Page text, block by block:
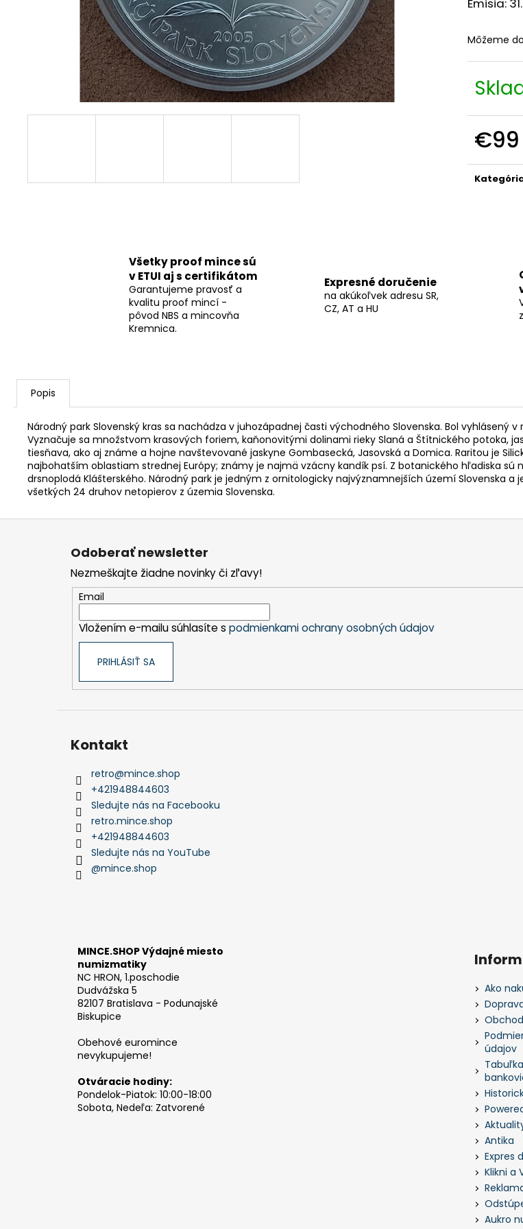
Môžeme
€99
cena:
Všetky proof mince sú
v ETUI aj s certifikátom
Garantujeme pravosť a
kvalitu proof mincí -
pôvod NBS a mincovňa
Kremnica.
Expresné doručenie
na akúkoľvek adresu SR,
CZ, AT a HU
Popis
Národný park Slovenský kras sa nachádza v juhozápadnej časti východného Slovenska. Bol vyhlásený
Vyznačuje sa množstvom krasových foriem, kaňonovitými dolinami rieky Slaná a Štítnického potoka,
tiesňava, ako aj známe a hojne navštevované jaskyne Gombasecká, Jasovská a Domica. Raritou je
najbohatším oblastiam strednej Európy; známy je najmä vzácny kandík psí. Z botanického hľadiska
drsnoplodá Klášterského. Národný park je jedným z ornitologicky najvýznamnejších území Slovenska
všetkých 24 druhov netopierov z územia Slovenska.
Z
Odoberať newsletter
Nezmeškajte žiadne novinky či zľavy!
Email
Vložením e-mailu súhlasíte s podmienkami ochrany osobných údajov
PRIHLÁSIŤ SA
Kontakt
retro@mince.shop
+421948844603
Sledujte nás na Facebooku
retro.mince.shop
+421948844603
Sledujte nás na YouTube
@mince.shop
MINCE.SHOP Výdajné miesto
numizmatiky
NC HRON, 1.poschodie
Dudvážska 5
82107 Bratislava - Podunajské
Biskupice
Obehové euromince
nevykupujeme!
Otváracie hodiny:
Pondelok-Piatok: 10:00-18:00
Sobota, Nedeľa: Zatvorené
Ako
údajov
Antika
Expres
Klikni a
Aukro